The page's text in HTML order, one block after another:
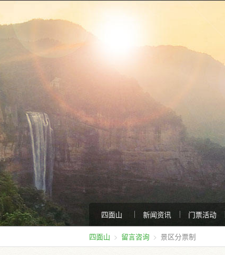
四面山 新闻资讯 门票活动
四面山 留言咨询 景区分票制